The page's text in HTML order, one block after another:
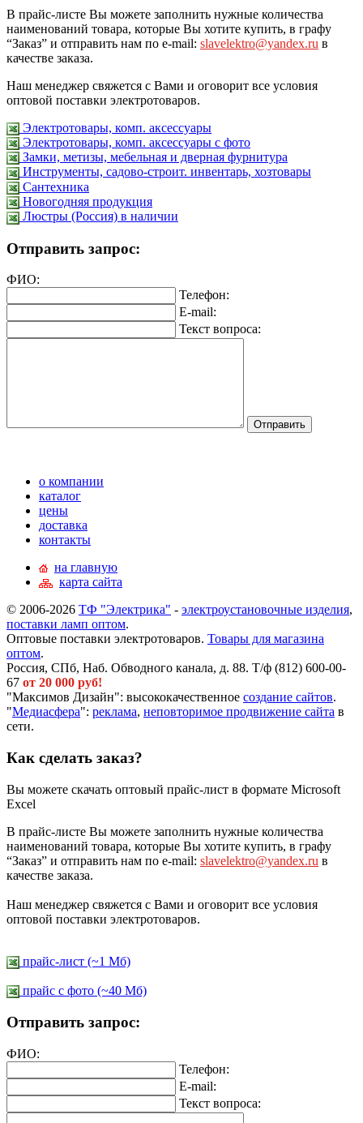
В прайс-листе Вы можете заполнить нужные количества
наименований товара, которые Вы хотите купить, в графу
“Заказ” и отправить нам по e-mail: slavelektro@yandex.ru в
качестве заказа.
Наш менеджер свяжется с Вами и оговорит все условия
оптовой поставки электротоваров.
Электротовары, комп. аксессуары
Электротовары, комп. аксессуары с фото
Замки, метизы, мебельная и дверная фурнитура
Инструменты, садово-строит. инвентарь, хозтовары
Сантехника
Новогодняя продукция
Люстры (Россия) в наличии
Отправить запрос:
ФИО:
Телефон:
E-mail:
Текст вопроса:
о компании
каталог
цены
доставка
контакты
на главную
карта сайта
© 2006-2026 ТФ "Электрика" - электроустановочные изделия,
поставки ламп оптом.
Оптовые поставки электротоваров. Товары для магазина
оптом.
Россия, СПб, Наб. Обводного канала, д. 88. Т/ф (812) 600-00-
67 от 20 000 руб!
"Максимов Дизайн": высококачественное создание сайтов.
"Медиасфера": реклама, неповторимое продвижение сайта в
сети.
Как сделать заказ?
Вы можете скачать оптовый прайс-лист в формате Microsoft
Excel
В прайс-листе Вы можете заполнить нужные количества
наименований товара, которые Вы хотите купить, в графу
“Заказ” и отправить нам по e-mail: slavelektro@yandex.ru в
качестве заказа.
Наш менеджер свяжется с Вами и оговорит все условия
оптовой поставки электротоваров.
прайс-лист (~1 Мб)
прайс c фото (~40 Мб)
Отправить запрос:
ФИО:
Телефон:
E-mail:
Текст вопроса: